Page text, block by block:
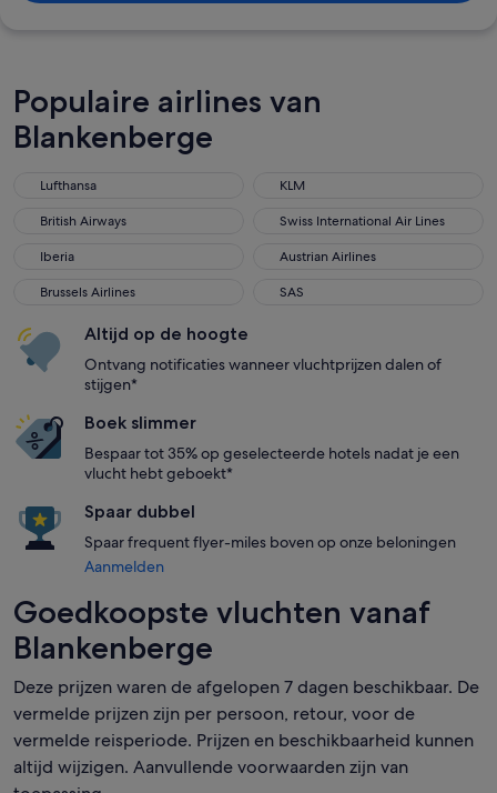
Populaire airlines van
Blankenberge
Lufthansa
KLM
British Airways
Swiss International Air Lines
Iberia
Austrian Airlines
Brussels Airlines
SAS
Altijd op de hoogte
Ontvang notificaties wanneer vluchtprijzen dalen of
stijgen*
Boek slimmer
Bespaar tot 35% op geselecteerde hotels nadat je een
vlucht hebt geboekt*
Spaar dubbel
Spaar frequent flyer-miles boven op onze beloningen
Aanmelden
Goedkoopste vluchten vanaf
Blankenberge
Deze prijzen waren de afgelopen 7 dagen beschikbaar. De
vermelde prijzen zijn per persoon, retour, voor de
vermelde reisperiode. Prijzen en beschikbaarheid kunnen
altijd wijzigen. Aanvullende voorwaarden zijn van